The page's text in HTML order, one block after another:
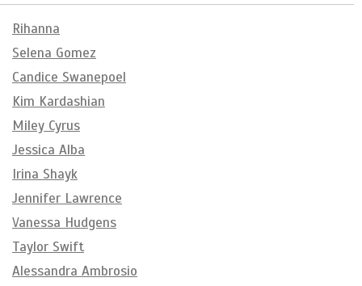
Rihanna
Selena Gomez
Candice Swanepoel
Kim Kardashian
Miley Cyrus
Jessica Alba
Irina Shayk
Jennifer Lawrence
Vanessa Hudgens
Taylor Swift
Alessandra Ambrosio